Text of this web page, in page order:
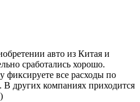
авто из Китая и
сработались хорошо.
все расходы по
В других компаниях приходится